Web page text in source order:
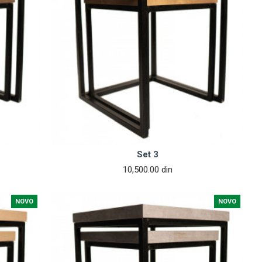
Set 3
10,500.00 din
NOVO NOVO